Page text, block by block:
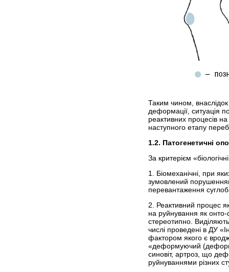
Таким чином,
деформації, ситуація
реактивних процесів
наступного етапу
1.2. Патогенетичні
За критерієм
1. Біомеханічні, при
зумовлений
перевантаження
2. Реактивний процес
на руйнування як
стереотипно.
числі проведені в ДУ
фактором якого є
«деформуючий
синовіт, артроз, що
руйнуваннями різних